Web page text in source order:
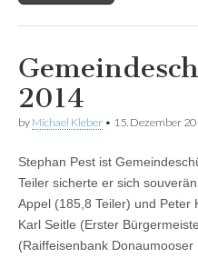
2014
by Michael Kleber • 15. Dezember
Stephan Pest ist
Teiler sicherte er sich
Appel (185,8 Teiler) und
Karl Seitle (Erster
(Raiffeisenbank